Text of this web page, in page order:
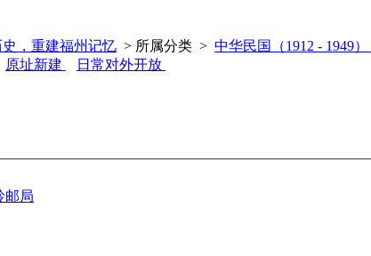
，重建福州记忆 > 所属分类 > 中华民国（1912 - 1949）
原址新建
日常对外开放
邮局